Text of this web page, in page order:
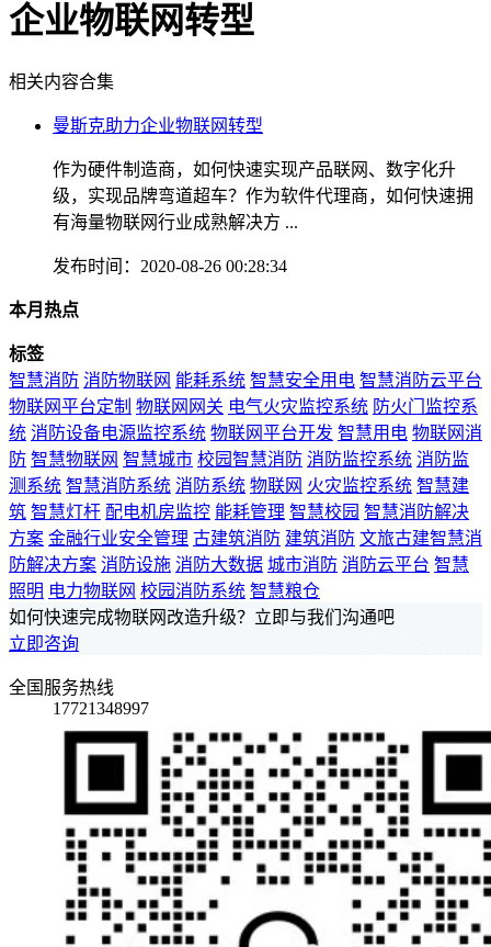
企业物联网转型
相关内容合集
曼斯克助力企业物联网转型
作为硬件制造商，如何快速实现产品联网、数字化升
级，实现品牌弯道超车？作为软件代理商，如何快速拥
有海量物联网行业成熟解决方 ...
发布时间：2020-08-26 00:28:34
本月热点
标签
智慧消防 消防物联网 能耗系统 智慧安全用电 智慧消防云平台
物联网平台定制 物联网网关 电气火灾监控系统 防火门监控系
统 消防设备电源监控系统 物联网平台开发 智慧用电 物联网消
防 智慧物联网 智慧城市 校园智慧消防 消防监控系统 消防监
测系统 智慧消防系统 消防系统 物联网 火灾监控系统 智慧建
筑 智慧灯杆 配电机房监控 能耗管理 智慧校园 智慧消防解决
方案 金融行业安全管理 古建筑消防 建筑消防 文旅古建智慧消
防解决方案 消防设施 消防大数据 城市消防 消防云平台 智慧
照明 电力物联网 校园消防系统 智慧粮仓
如何快速完成物联网改造升级？立即与我们沟通吧
立即咨询
全国服务热线
17721348997